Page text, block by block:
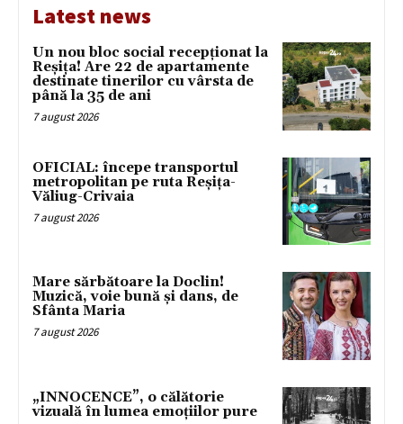
Latest news
Un nou bloc social recepționat la
Reșița! Are 22 de apartamente
destinate tinerilor cu vârsta de
până la 35 de ani
7 august 2026
OFICIAL: începe transportul
metropolitan pe ruta Reșița-
Văliug-Crivaia
7 august 2026
Mare sărbătoare la Doclin!
Muzică, voie bună și dans, de
Sfânta Maria
7 august 2026
„INNOCENCE”, o călătorie
vizuală în lumea emoțiilor pure